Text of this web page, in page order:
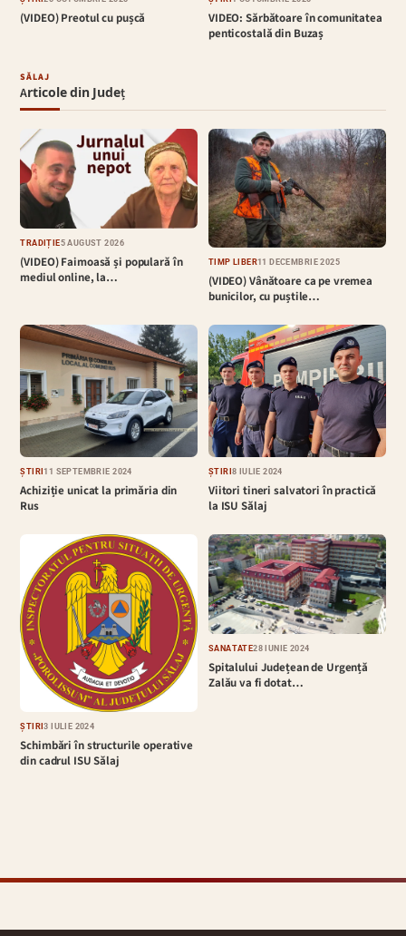
(VIDEO) Preotul cu pușcă
VIDEO: Sărbătoare în comunitatea
penticostală din Buzaș
SĂLAJ
Articole din Județ
TRADIȚIE5 AUGUST 2026
(VIDEO) Faimoasă și populară în
mediul online, la…
TIMP LIBER11 DECEMBRIE 2025
(VIDEO) Vânătoare ca pe vremea
bunicilor, cu puștile…
ȘTIRI11 SEPTEMBRIE 2024
Achiziție unicat la primăria din
Rus
ȘTIRI8 IULIE 2024
Viitori tineri salvatori în practică
la ISU Sălaj
ȘTIRI3 IULIE 2024
Schimbări în structurile operative
din cadrul ISU Sălaj
SĂNĂTATE28 IUNIE 2024
Spitalului Județean de Urgență
Zalău va fi dotat…